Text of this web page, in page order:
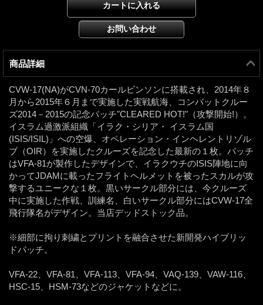
商品詳細
CVW-17(NA)がCVN-70カールビンソンに搭載され、2014年８
月から2015年６月まで実施した実戦航海、コンバットクルー
ズ2014－2015の記念パッチ"CLEARED HOT!"（攻撃開始!）。
イスラム過激派組織「イラク・シリア・ イスラム国
(ISIS/ISIL)」への空爆、オペレーション・インヘレントリゾル
ブ（OIR）を実施したクルーズを記念した最新の１枚。パッチ
はVFA-81が製作したデザインで、イラクウチのISIS陣地に向
かってJDAMに載ったフライトヘルメットを被ったスカルが攻
撃するユニークな１枚。黒いサークル部分には、今クルーズ
中に実施した作戦、訓練名、白いサークル部分にはCVW-17全
飛行隊名がデザイン。当店デッドストック品。
※細部に拘り刺繍とプリントを融合させた新開発ハイブリッ
ドパッチ。
VFA-22、VFA-81、VFA-113、VFA-94、VAQ-139、VAW-116、
HSC-15、HSM-73などのジャケットなどに。